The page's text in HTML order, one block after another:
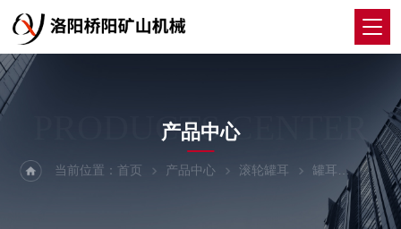
PRODUCTS CENTER
产品中心
当前位置：首页 产品中心 滚轮罐耳 罐耳 立井